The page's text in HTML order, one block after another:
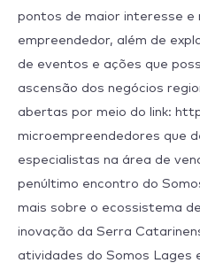
pontos de maior interesse e
empreendedor, além de
de eventos e ações que
ascensão dos negócios
abertas por meio do link:
microempreendedores que
especialistas na área de
penúltimo encontro do
mais sobre o ecossistema
inovação da Serra
atividades do Somos Lages